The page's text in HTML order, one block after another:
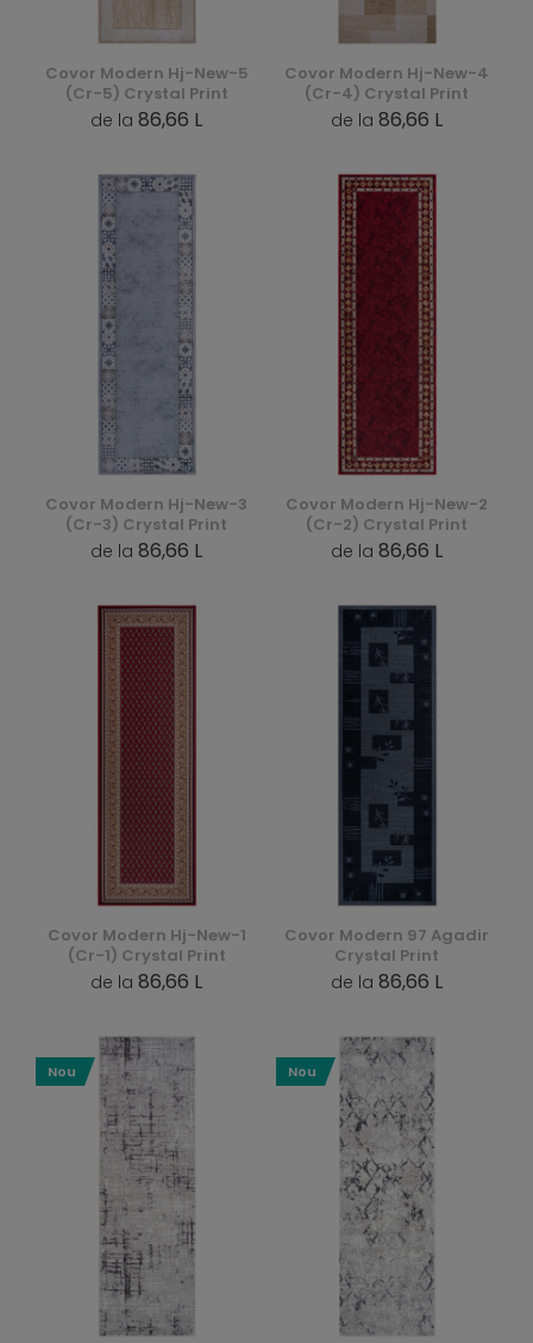
Covor Modern Hj-New-5
(Cr-5) Crystal Print
de la 86,66 L
Covor Modern Hj-New-4
(Cr-4) Crystal Print
de la 86,66 L
Covor Modern Hj-New-3
(Cr-3) Crystal Print
de la 86,66 L
Covor Modern Hj-New-2
(Cr-2) Crystal Print
de la 86,66 L
Covor Modern Hj-New-1
(Cr-1) Crystal Print
de la 86,66 L
Covor Modern 97 Agadir
Crystal Print
de la 86,66 L
Nou Nou